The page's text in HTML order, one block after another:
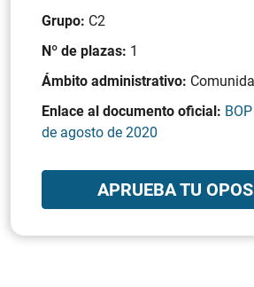
Grupo: C2
Nº de plazas: 1
Ámbito administrativo:
Enlace al documento oficial:
de agosto de 2020
APRUEBA TU